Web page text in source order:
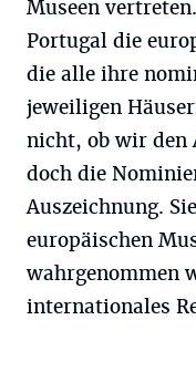
Museen
Portugal die
die alle ihre
jeweiligen
nicht, ob wir den
doch die
Auszeichnung.
europäischen
wahrgenommen
internationales